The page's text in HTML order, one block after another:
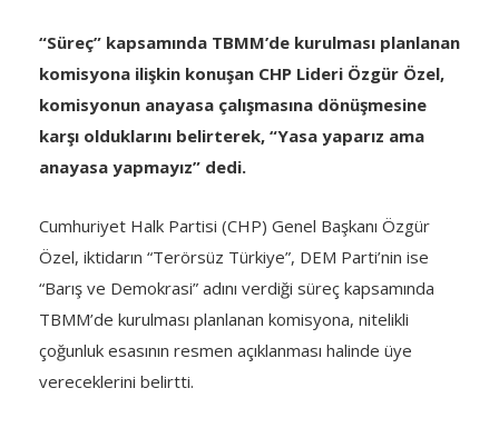
“Süreç” kapsamında TBMM’de kurulması planlanan
komisyona ilişkin konuşan CHP Lideri Özgür Özel,
komisyonun anayasa çalışmasına dönüşmesine
karşı olduklarını belirterek, “Yasa yaparız ama
anayasa yapmayız” dedi.
Cumhuriyet Halk Partisi (CHP) Genel Başkanı Özgür
Özel, iktidarın “Terörsüz Türkiye”, DEM Parti’nin ise
“Barış ve Demokrasi” adını verdiği süreç kapsamında
TBMM’de kurulması planlanan komisyona, nitelikli
çoğunluk esasının resmen açıklanması halinde üye
vereceklerini belirtti.